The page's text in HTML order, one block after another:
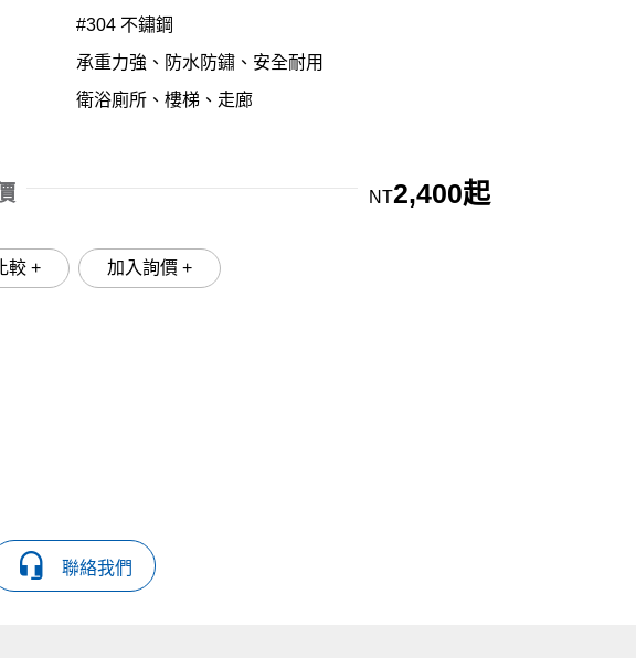
#304 不鏽鋼
承重力強、防水防鏽、安全耐用
衛浴廁所、樓梯、走廊
NT2,400起
加入比較 + 加入詢價 +
聯絡我們